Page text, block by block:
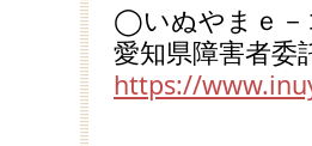
◯いぬやまｅ－
愛知県障害者委
https://